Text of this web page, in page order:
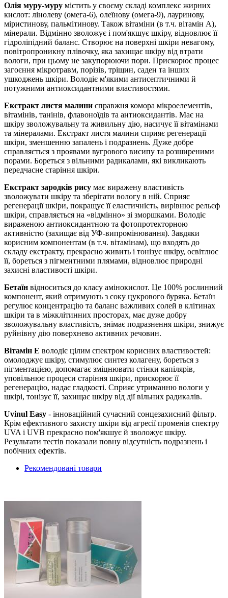
Олія муру-муру містить у своєму складі комплекс жирних
кислот: лінолеву (омега-6), олеїнову (омега-9), лауринову,
міристинову, пальмітинову. Також вітаміни (в т.ч. вітамін А),
мінерали. Відмінно зволожує і пом'якшує шкіру, відновлює її
гідроліпідний баланс. Створює на поверхні шкіри невагому,
повітропроникну плівочку, яка захищає шкіру від втрати
вологи, при цьому не закупорюючи пори. Прискорює процес
загоєння мікротравм, порізів, тріщин, саден та інших
ушкоджень шкіри. Володіє м'якими антисептичними й
потужними антиоксидантними властивостями.
Екстракт листя малини справжня комора мікроелементів,
вітамінів, танінів, флавоноїдів та антиоксидантів. Має на
шкіру зволожувальну та живильну дію, насичує її вітамінами
та мінералами. Екстракт листя малини сприяє регенерації
шкіри, зменшенню запалень і подразнень. Дуже добре
справляється з проявами вугрового висипу та розширеними
порами. Бореться з вільними радикалами, які викликають
передчасне старіння шкіри.
Екстракт зародків рису має виражену властивість
зволожувати шкіру та зберігати вологу в ній. Сприяє
регенерації шкіри, покращує її еластичність, вирівнює рельєф
шкіри, справляється на «відмінно» зі зморшками. Володіє
вираженою антиоксидантною та фотопротекторною
активністю (захищає від УФ-випромінювання). Завдяки
корисним компонентам (в т.ч. вітамінам), що входять до
складу екстракту, прекрасно живить і тонізує шкіру, освітлює
її, бореться з пігментними плямами, відновлює природні
захисні властивості шкіри.
Бетаїн відноситься до класу амінокислот. Це 100% рослинний
компонент, який отримують з соку цукрового буряка. Бетаїн
регулює концентрацію та баланс важливих солей в клітинах
шкіри та в міжклітинних просторах, має дуже добру
зволожувальну властивість, знімає подразнення шкіри, знижує
руйнівну дію поверхнево активних речовин.
Вітамін Е володіє цілим спектром корисних властивостей:
омолоджує шкіру, стимулює синтез колагену, бореться з
пігментацією, допомагає зміцнювати стінки капілярів,
уповільнює процеси старіння шкіри, прискорює її
регенерацію, надає гладкості. Сприяє утриманню вологи у
шкірі, тонізує її, захищає шкіру від дії вільних радикалів.
Uvinul Easy - інноваційний сучасний сонцезахисний фільтр.
Крім ефективного захисту шкіри від агресії променів спектру
UVA і UVB прекрасно пом'якшує й зволожує шкіру.
Результати тестів показали повну відсутність подразнень і
побічних ефектів.
Рекомендовані товари